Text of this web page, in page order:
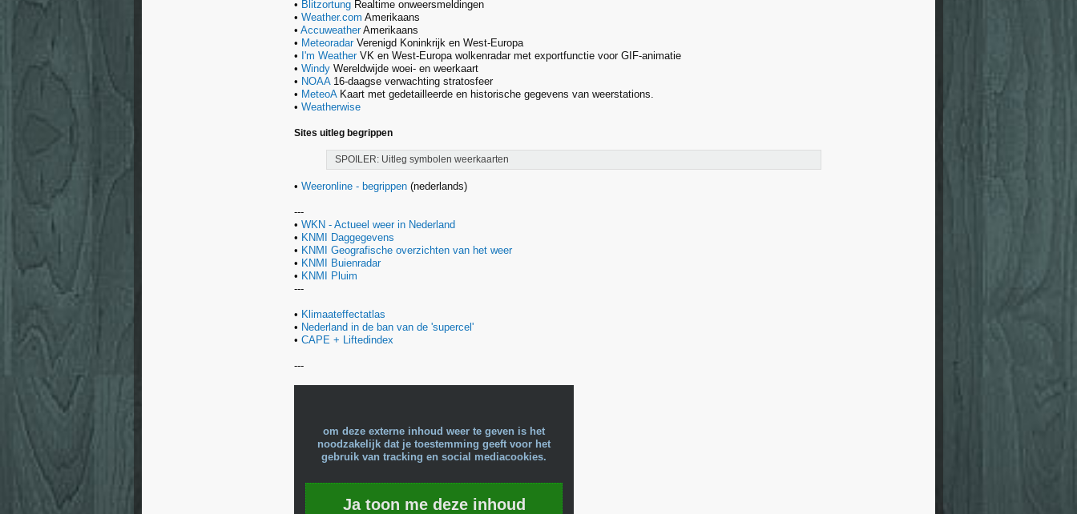
• Blitzortung Realtime onweersmeldingen
• Weather.com Amerikaans
• AccuweatherAmerikaans
• MeteoradarVerenigd Koninkrijk en West-Europa
• I'm WeatherVK en West-Europa wolkenradar met exportfunctie voor GIF-animatie
• Windy Wereldwijde woei- en weerkaart
• NOAA16-daagse verwachting stratosfeer
• MeteoAKaart met gedetailleerde en historische gegevens van weerstations.
• Weatherwise
Sites uitleg begrippen
SPOILER: Uitleg symbolen weerkaarten
• Weeronline - begrippen (nederlands)
---
• WKN - Actueel weer in Nederland
• KNMI Daggegevens
• KNMI Geografische overzichten van het weer
• KNMI Buienradar
• KNMI Pluim
---
• Klimaateffectatlas
• Nederland in de ban van de 'supercel'
• CAPE + Liftedindex
---
om deze externe inhoud weer te geven is het
noodzakelijk dat je toestemming geeft voor het
gebruik van tracking en social mediacookies.
Ja toon me deze inhoud